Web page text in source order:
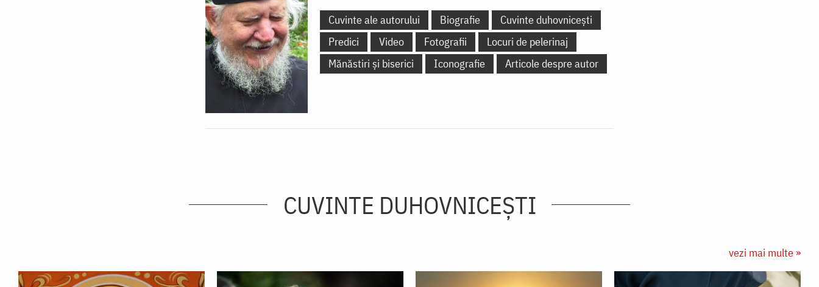
Cuvinte ale autorului Biografie
Cuvinte duhovnicești
Predici
Video Fotografii
Locuri de pelerinaj
Mănăstiri și biserici
Iconografie Articole despre autor
CUVINTE DUHOVNICEȘTI
vezi mai multe »